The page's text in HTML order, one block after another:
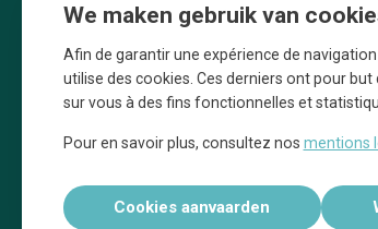
Une initiative d’Entreprendre
la promotion des commerces de la
de Bruxelles
We maken gebruik van
Afin de garantir une expérience de
utilise des cookies. Ces derniers ont pour
sur vous à des fins fonctionnelles et
Pour en savoir plus, consultez nos mentions
Cookies aanvaarden